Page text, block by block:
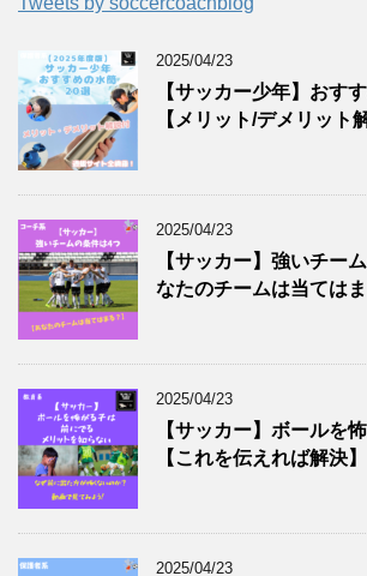
2025/04/23
【サッカー少年】おす
【メリット/デメリット
2025/04/23
【サッカー】強いチー
なたのチームは当てはま
2025/04/23
【サッカー】ボールを
【これを伝えれば解決】
2025/04/23